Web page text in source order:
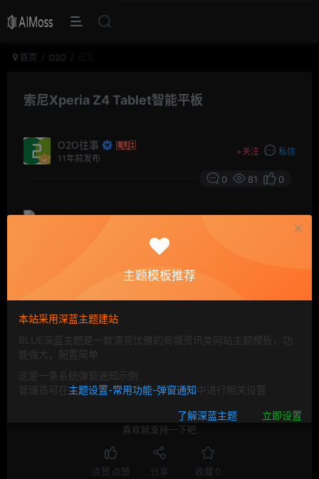
首页 O2O
索尼Xperia Z4 Tablet智能平板
O2O往事
11年前发布
+关注 私信
0 81 0
文章版权归作者所有，未经允许请勿转载。
O2O
喜欢就支持一下吧
点赞 点赞 分享 收藏 0
主题模板推荐
本站采用深蓝主题建站
BLUE深蓝主题是一款漂亮优雅的商城资讯类网站主题模板，功
能强大，配置简单
这是一条系统弹窗通知示例
管理员可在主题设置-常用功能-弹窗通知中进行相关设置
了解深蓝主题 立即设置